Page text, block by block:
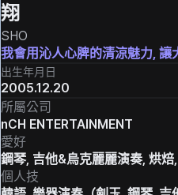
翔
SHO
我會用沁人心脾的清涼魅力, 讓
出生年月日
2005.12.20
所屬公司
nCH ENTERTAINMENT
愛好
鋼琴, 吉他&烏克麗麗演奏, 烘焙
個人技